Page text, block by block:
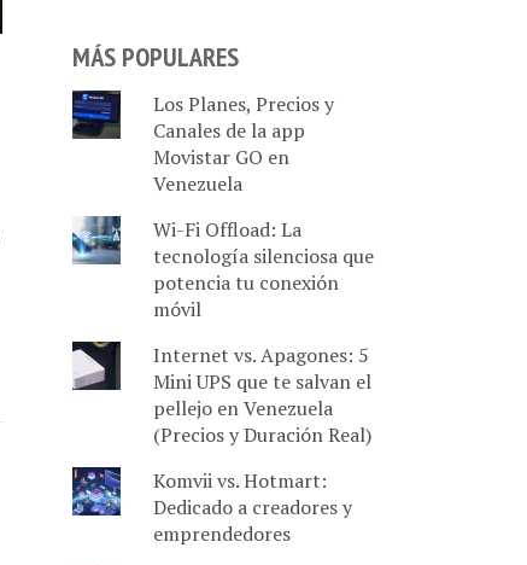
MÁS POPULARES
Los Planes, Precios y
Canales de la app
Movistar GO en
Venezuela
Wi-Fi Offload: La
tecnología silenciosa que
potencia tu conexión
móvil
Internet vs. Apagones: 5
Mini UPS que te salvan el
pellejo en Venezuela
(Precios y Duración Real)
Komvii vs. Hotmart:
Dedicado a creadores y
emprendedores